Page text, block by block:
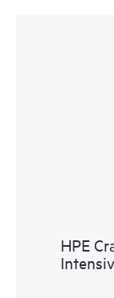
HPE